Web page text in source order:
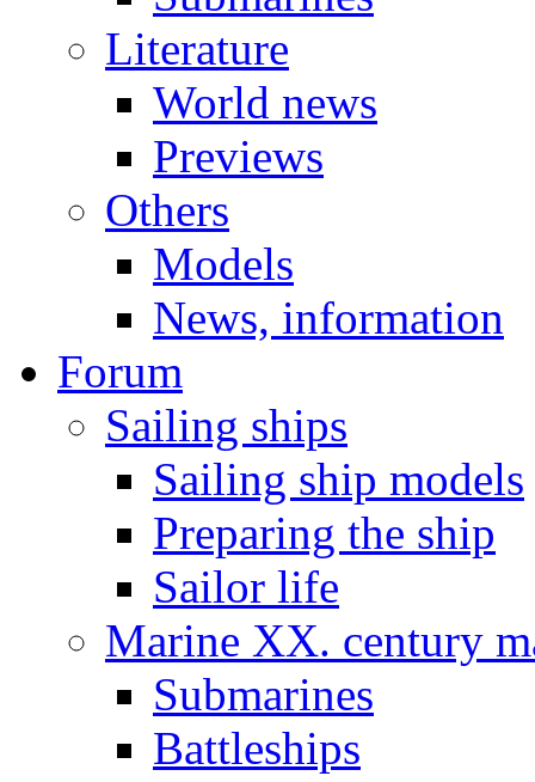
Literature
World news
Previews
Others
Models
News, information
Forum
Sailing ships
Sailing ship models
Preparing the ship
Sailor life
Marine XX. century
Submarines
Battleships